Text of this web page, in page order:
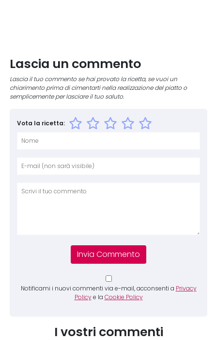
Lascia un commento
Lascia il tuo commento se hai provato la ricetta, se vuoi un
chiarimento prima di cimentarti nella realizzazione del piatto o
semplicemente per lasciare il tuo saluto.
Vota la ricetta:
Notificami i nuovi commenti via e-mail, acconsenti a Privacy
Policy e la Cookie Policy
I vostri commenti